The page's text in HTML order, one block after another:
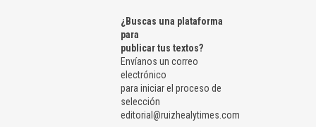
¿Buscas una plataforma
para
publicar tus textos?
Envíanos un correo
electrónico
para iniciar el proceso de
selección
editorial@ruizhealytimes.com